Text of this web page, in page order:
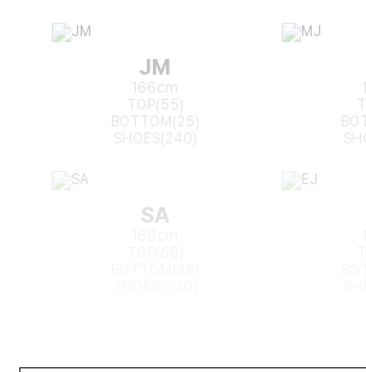
JM
166cm
TOP(55)
BOTTOM(25)
SA